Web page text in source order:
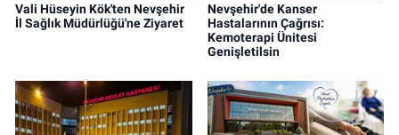
Vali Hüseyin Kök'ten Nevşehir
İl Sağlık Müdürlüğü'ne Ziyaret
Nevşehir'de Kanser
Hastalarının Çağrısı:
Kemoterapi Ünitesi
Genişletilsin